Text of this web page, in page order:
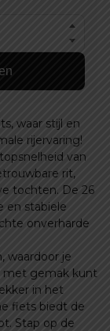
waar stijl en
rijervaring!
van
rit,
tochten. De 26
en stabiele
onverharde
waardoor je
met gemak kunt
in het
fiets biedt de
Stap op de